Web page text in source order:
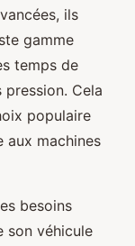
ils
gamme
temps de
pression. Cela
populaire
aux machines
besoins
son véhicule